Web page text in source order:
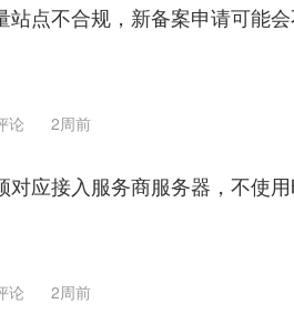
站点不合规，新备案申请可能
论 2周前
对应接入服务商服务器，不使
论 2周前